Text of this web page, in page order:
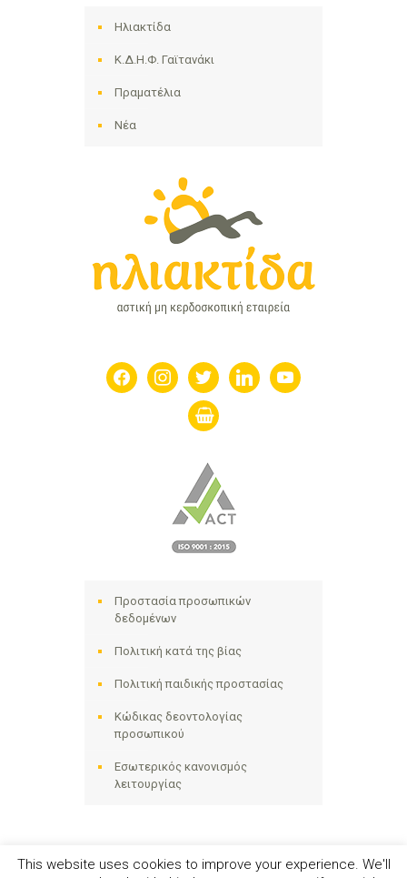
Ηλιακτίδα
Κ.Δ.Η.Φ. Γαϊτανάκι
Πραματέλια
Νέα
facebookinstagramtwitter linkedin youtube
shopping-
basket
Προστασία προσωπικών
δεδομένων
Πολιτική κατά της βίας
Πολιτική παιδικής προστασίας
Κώδικας δεοντολογίας
προσωπικού
Εσωτερικός κανονισμός
λειτουργίας
This website uses cookies to improve your experience. We'll